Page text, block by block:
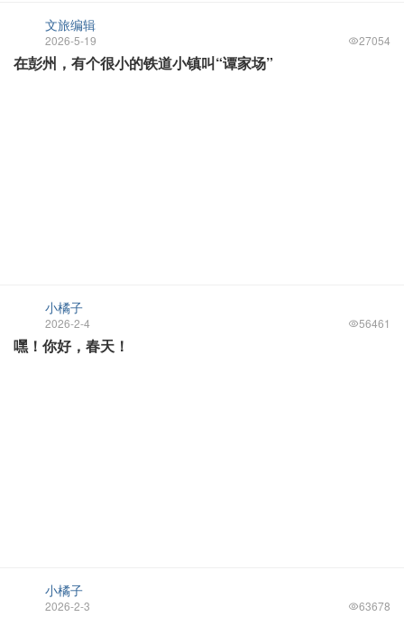
文旅编辑
2026-5-19 27054
在彭州，有个很小的铁道小镇叫“谭家场”
小橘子
2026-2-4 56461
嘿！你好，春天！
小橘子
2026-2-3 63678